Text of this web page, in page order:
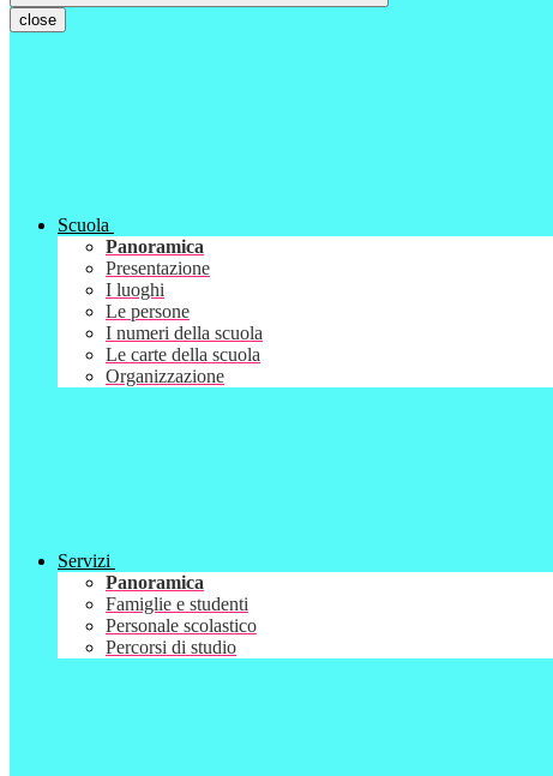
close
Scuola
Panoramica
Presentazione
I luoghi
Le persone
I numeri della scuola
Le carte della scuola
Organizzazione
Servizi
Panoramica
Famiglie e studenti
Personale scolastico
Percorsi di studio